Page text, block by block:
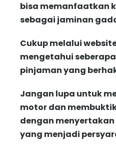
bisa memanfaatkan
sebagai jaminan
Cukup melalui
mengetahui
pinjaman yang
Jangan lupa untuk
motor dan
dengan
yang menjadi